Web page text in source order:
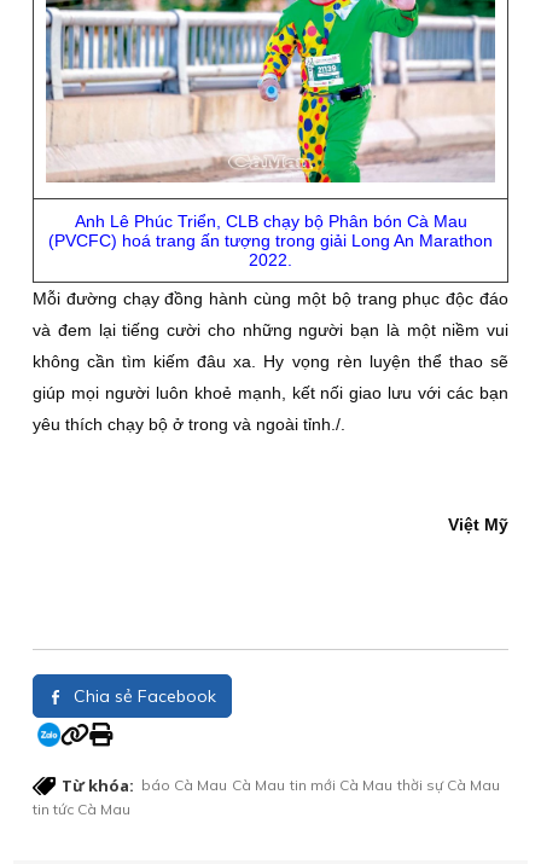
Anh Lê Phúc Triển, CLB chạy bộ Phân bón Cà Mau
(PVCFC) hoá trang ấn tượng trong giải Long An Marathon
2022.
Mỗi đường chạy đồng hành cùng một bộ trang phục độc đáo
và đem lại tiếng cười cho những người bạn là một niềm vui
không cần tìm kiếm đâu xa. Hy vọng rèn luyện thể thao sẽ
giúp mọi người luôn khoẻ mạnh, kết nối giao lưu với các bạn
yêu thích chạy bộ ở trong và ngoài tỉnh./.
Việt Mỹ
Chia sẻ Facebook
Từ khóa: báo Cà Mau Cà Mau tin mới Cà Mau thời sự Cà Mau
tin tức Cà Mau